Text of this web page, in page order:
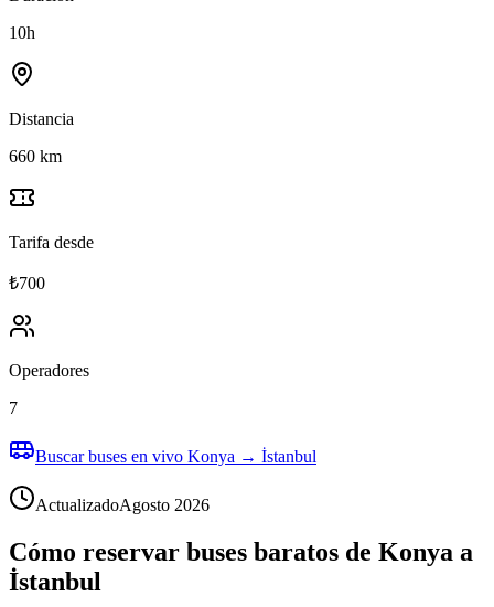
10h
Distancia
660 km
Tarifa desde
₺700
Operadores
7
Buscar buses en vivo Konya → İstanbul
ActualizadoAgosto 2026
Cómo reservar buses baratos de Konya a
İstanbul